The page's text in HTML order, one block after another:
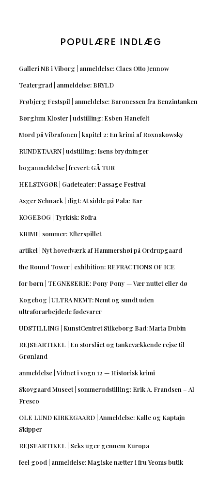
POPULÆRE INDLÆG
Galleri NB i Viborg | anmeldelse: Claes Otto Jennow
Teatergrad | anmeldelse: BRYLD
Frøbjerg Festspil | anmeldelse: Baronessen fra Benzintanken
Børglum Kloster | udstilling: Esben Hanefelt
Mord på Vibrafonen | kapitel 2: En krimi af Roxnakowsky
RUNDETAARN | udstilling: Isens brydninger
boganmeldelse | frevert: GÅ TUR
HELSINGØR | Gadeteater: Passage Festival
Asger Schnack | digt: At sidde på Palæ Bar
KOGEBOG | Tyrkisk: Sofra
KRIMI | sommer: Efterspillet
artikel | Nyt hovedværk af Hammershøi på Ordrupgaard
the Round Tower | exhibition: REFRACTIONS OF ICE
for børn | TEGNESERIE: Pony Pony — Vær nuttet eller dø
Kogebog | ULTRA NEMT: Nemt og sundt uden
ultraforarbejdede fødevarer
UDSTILLING | KunstCentret Silkeborg Bad: Maria Dubin
REJSEARTIKEL | En storslået og tankevækkende rejse til
Grønland
anmeldelse | Vidnet i vogn 12 — Historisk krimi
Skovgaard Museet | sommerudstilling: Erik A. Frandsen – Al
Fresco
OLE LUND KIRKEGAARD | Anmeldelse: Kalle og Kaptajn
Skipper
REJSEARTIKEL | Seks uger gennem Europa
feel good | anmeldelse: Magiske nætter i fru Yeoms butik